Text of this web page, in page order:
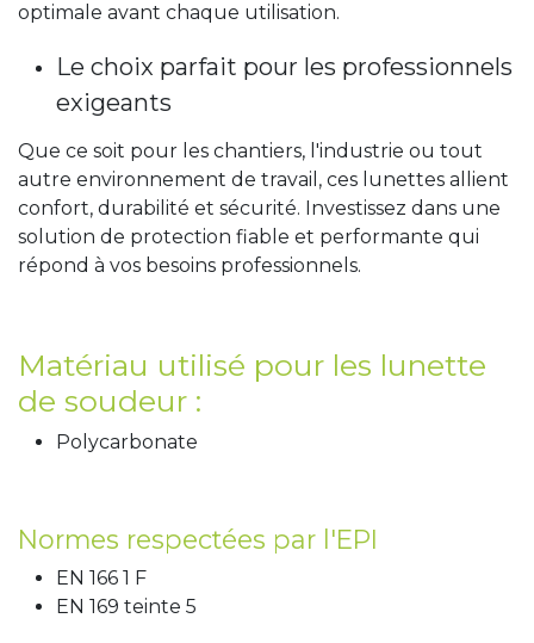
optimale avant chaque utilisation.
Le choix parfait pour les professionnels
exigeants
Que ce soit pour les chantiers, l'industrie ou tout
autre environnement de travail, ces lunettes allient
confort, durabilité et sécurité. Investissez dans une
solution de protection fiable et performante qui
répond à vos besoins professionnels.
Matériau utilisé pour les lunette
de soudeur :
Polycarbonate
Normes respectées par l'EPI
EN 166 1 F
EN 169 teinte 5